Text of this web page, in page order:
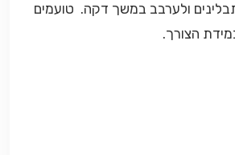
ולערבב במשך דקה. טועמים
הצורך.